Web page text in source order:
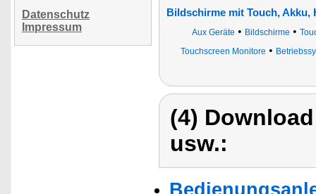
Datenschutz
Impressum
Bildschirme mit Touch, Akku,
Aux Geräte • Bildschirme •
Touchscreen Monitore •
(4)
usw.: